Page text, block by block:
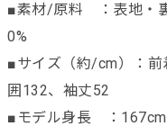
■素材/原料 ：表地・
0%
■サイズ（約/cm）：
囲132、袖丈52
■モデル身長 ：167cm